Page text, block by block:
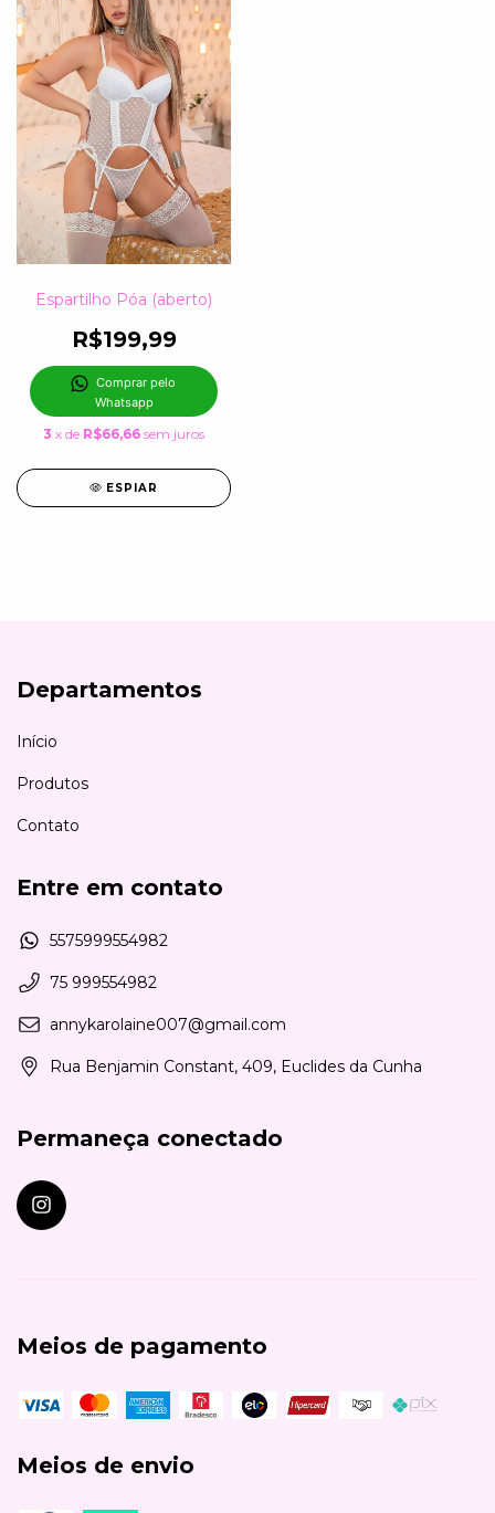
Espartilho Póa (aberto)
R$199,99
Comprar pelo
Whatsapp
3 x de R$66,66 sem juros
ESPIAR
Departamentos
Início
Produtos
Contato
Entre em contato
5575999554982
75 999554982
annykarolaine007@gmail.com
Rua Benjamin Constant, 409, Euclides da Cunha
Permaneça conectado
Meios de pagamento
Meios de envio